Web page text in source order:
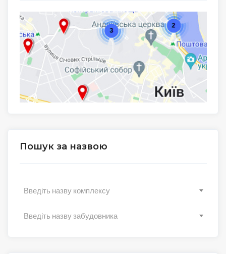
Пошук за назвою
Введіть назву комплексу
Введіть назву забудовника